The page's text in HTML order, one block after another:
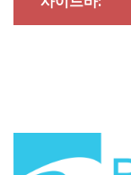
있는 체인이나